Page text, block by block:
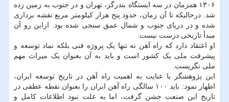
۱۳۰۶ همزمان در سه ایستگاه بندرگز، تهران و در جنوب به زمین زده
شد. درحالیکه تا آن زمان، حدود پنج هزار کیلومتر مربع نقشه برداری
شده و در دریای جنوب و شمال عمق سنجی شده بود. ازاین رو آن
مبدأ تاریخی درست نیست.
او اعتقاد دارد که راه آهن نه تنها یک پروژه فنی بلکه نماد توسعه و
پیشرفت ملی یک کشور است و باید به آن بعنوان یک میراث مهم
ملی نگریست.
این پژوهشگر با عنایت به اهمیت راه آهن در تاریخ توسعه ایران،
اظهار نمود: باید ۱۰۰ سالگی راه آهن ایران را بعنوان نقطه عطفی در
تاریخ این صنعت جشن گرفت، اما به علت نبود اطلاعات کامل و